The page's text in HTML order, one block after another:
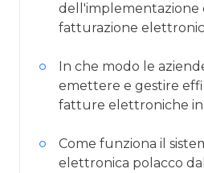
dell'implementazione
fatturazione
In che modo le
emettere e gestire
fatture elettroniche in
Come funziona il
elettronica polacco